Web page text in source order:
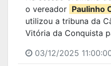
o vereador Paulinho
utilizou a tribuna da
Vitória da Conquista
03/12/2025